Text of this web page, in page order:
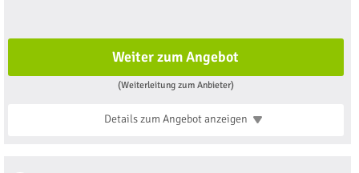
Weiter zum Angebot
(Weiterleitung zum Anbieter)
Details zum Angebotanzeigen